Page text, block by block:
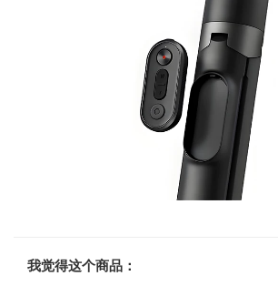
我觉得这个商品：